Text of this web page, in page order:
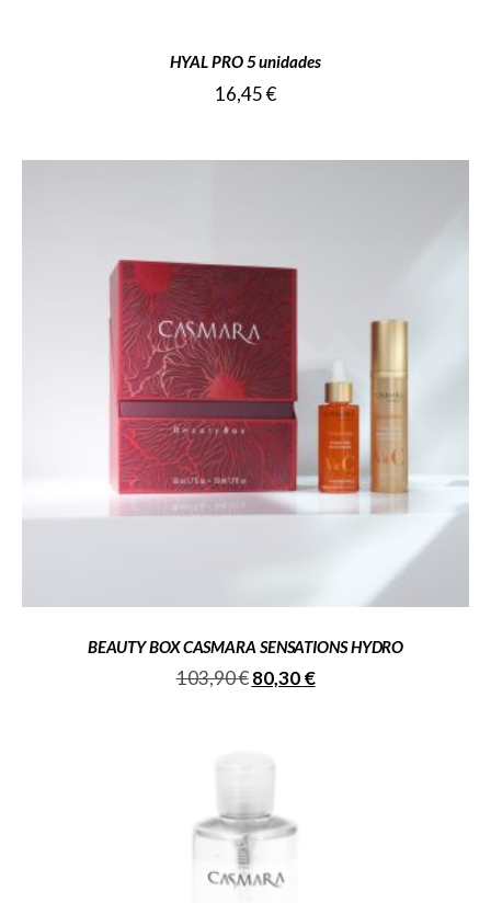
HYAL PRO 5 unidades
16,45€
BEAUTY BOX CASMARA SENSATIONS HYDRO
103,90€ 80,30€